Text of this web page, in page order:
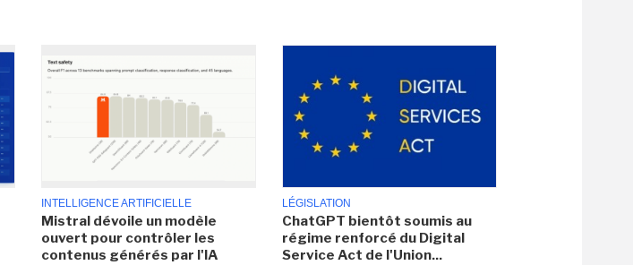
INTELLIGENCE ARTIFICIELLE
Mistral dévoile un modèle
ouvert pour contrôler les
contenus générés par l'IA
LÉGISLATION
ChatGPT bientôt soumis au
régime renforcé du Digital
Service Act de l'Union...